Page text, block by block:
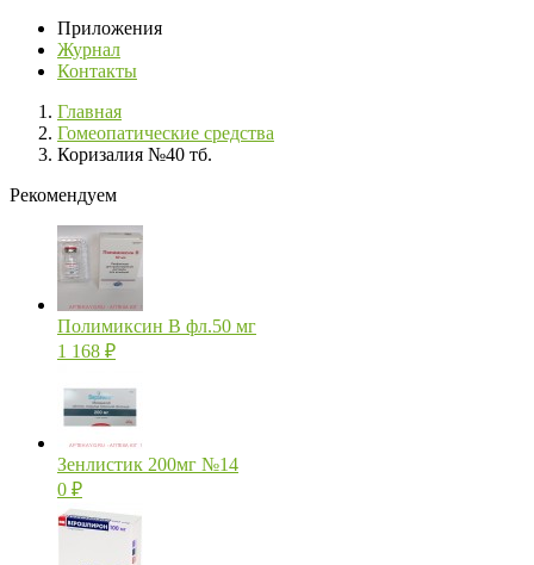
Приложения
Журнал
Контакты
Главная
Гомеопатические средства
Коризалия №40 тб.
Рекомендуем
Полимиксин В фл.50 мг
1 168 ₽
Зенлистик 200мг №14
0 ₽